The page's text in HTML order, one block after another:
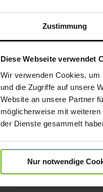
Zustimmung
Diese Webseite verwendet
Wir verwenden Cookies,
und die Zugriffe auf unsere
Website an unsere Partner
möglicherweise mit
der Dienste gesammelt
Nur notwendige